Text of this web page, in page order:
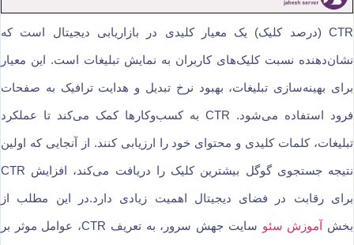
CTR (درصد کلیک) یک معیار کلیدی در بازاریابی دیجیتال است که
نشان‌دهنده نسبت کلیک‌های کاربران به نمایش تبلیغات است. این معیار
برای بهینه‌سازی تبلیغات، بهبود نرخ تبدیل و هدایت ترافیک به صفحات
فرود استفاده می‌شود. CTR به کسب‌وکارها کمک می‌کند تا عملکرد
تبلیغات، کلمات کلیدی و محتوای خود را ارزیابی کنند. از آنجایی که اولین
نتیجه جستجوی گوگل بیشترین کلیک را دریافت می‌کند، افزایش CTR
برای رقابت در فضای دیجیتال اهمیت زیادی دارد.در این مطلب از
بخش آموزش سئو سایت جهش سرور، به تعریف CTR، عوامل موثر بر